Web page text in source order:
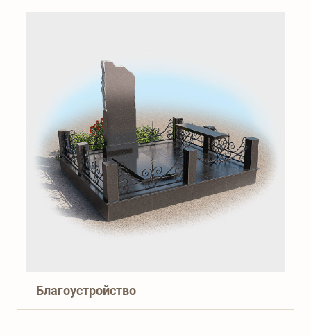
Благоустройство